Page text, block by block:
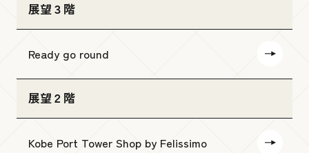
展望３階
Ready go round
展望２階
Kobe Port Tower Shop by Felissimo